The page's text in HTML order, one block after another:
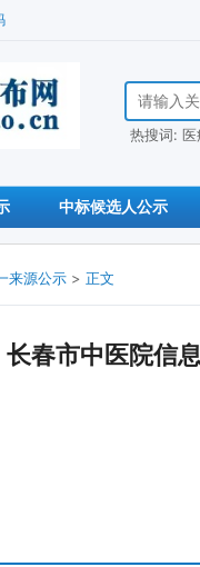
搜索招标信
热搜词:
中标候选人公示
来源公示 > 正文
长春市中医院信